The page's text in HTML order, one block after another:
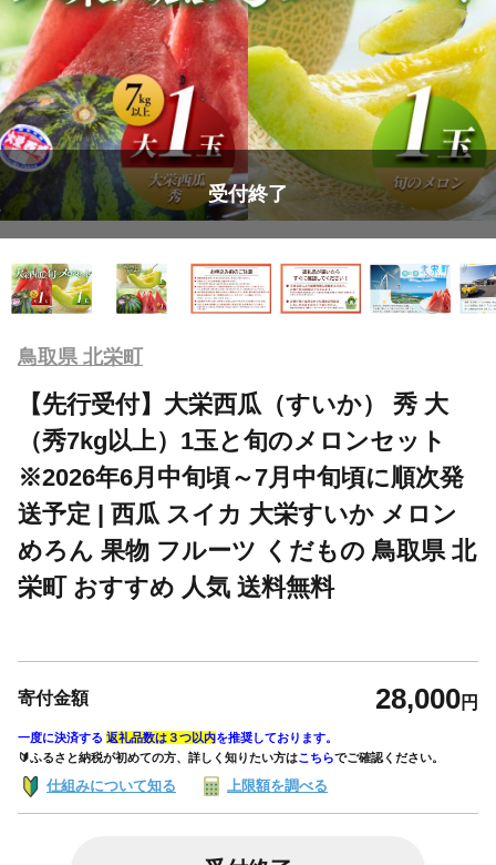
受付終了
鳥取県 北栄町
【先行受付】大栄西瓜（すいか） 秀 大
（秀7kg以上）1玉と旬のメロンセット
※2026年6月中旬頃～7月中旬頃に順次発
送予定 | 西瓜 スイカ 大栄すいか メロン
めろん 果物 フルーツ くだもの 鳥取県 北
栄町 おすすめ 人気 送料無料
寄付金額 28,000円
一度に決済する 返礼品数は３つ以内を推奨しております。
🔰ふるさと納税が初めての方、詳しく知りたい方はこちらでご確認ください。
仕組みについて知る 上限額を調べる